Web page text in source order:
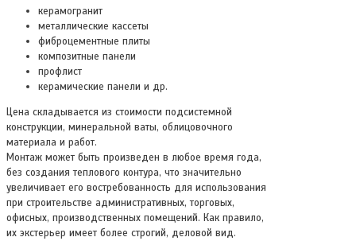
керамогранит
металлические кассеты
фиброцементные плиты
композитные панели
профлист
керамические панели и др.
Цена складывается из стоимости подсистемной
конструкции, минеральной ваты, облицовочного
материала и работ.
Монтаж может быть произведен в любое время года,
без создания теплового контура, что значительно
увеличивает его востребованность для использования
при строительстве административных, торговых,
офисных, производственных помещений. Как правило,
их экстерьер имеет более строгий, деловой вид.